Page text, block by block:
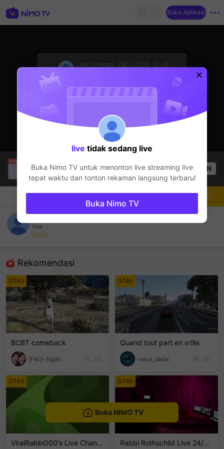
Buka Aplikasi
Last Stream:
28/7/2026 15.45
[Fiki]~Ngân
sedang siaran langsung!
GTA5
64 Penonton OPEN
Chat Streamer
live
GTA5
Rekomendasi
GTA5
BCBT comeback
[Fiki]~Ngân 64
GTA5
Quand tout part en vrille
vieux_dada 60
GTA5
ViralRabbi000's Live Channel
GTA5
Rabbi Rothschild Live 24/7/365
Mengikuti
Buka NIMO TV
live tidak sedang live
Buka Nimo TV untuk menonton live streaming live
tepat waktu dan tonton rekaman langsung terbaru!
Buka Nimo TV
sentinelEnd